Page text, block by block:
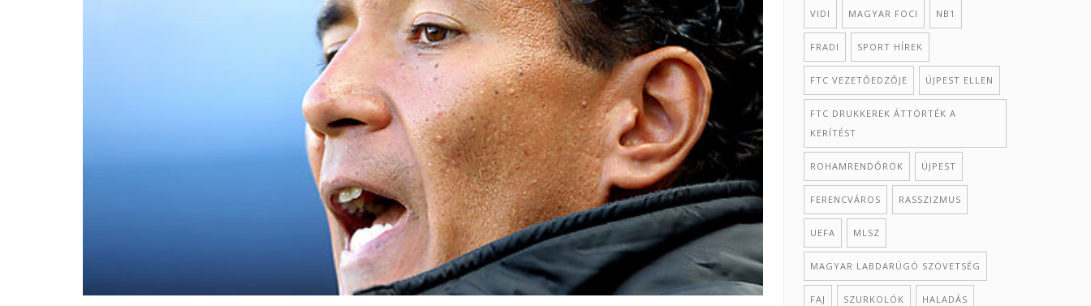
VIDI MAGYAR FOCI NB1
FRADI SPORT HÍREK
FTC VEZETŐEDZŐJE ÚJPEST ELLEN
FTC DRUKKEREK ÁTTÖRTÉK A
KERÍTÉST
ROHAMRENDŐRÖK ÚJPEST
FERENCVÁROS RASSZIZMUS
UEFA MLSZ
MAGYAR LABDARÚGÓ SZÖVETSÉG
FAJ SZURKOLÓK HALADÁS